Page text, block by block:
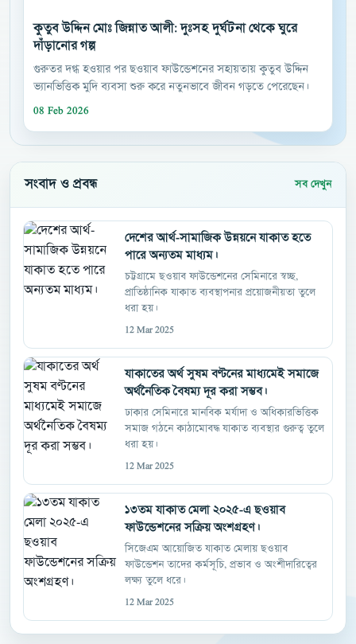
কুতুব উদ্দিন মোঃ জিন্নাত আলী: দুঃসহ দুর্ঘটনা থেকে ঘুরে
দাঁড়ানোর গল্প
গুরুতর দগ্ধ হওয়ার পর ছওয়াব ফাউন্ডেশনের সহায়তায় কুতুব উদ্দিন
ভ্যানভিত্তিক মুদি ব্যবসা শুরু করে নতুনভাবে জীবন গড়তে পেরেছেন।
08 Feb 2026
সংবাদ ও প্রবন্ধ সব দেখুন
দেশের আর্থ-সামাজিক উন্নয়নে যাকাত হতে
পারে অন্যতম মাধ্যম।
চট্টগ্রামে ছওয়াব ফাউন্ডেশনের সেমিনারে স্বচ্ছ,
প্রাতিষ্ঠানিক যাকাত ব্যবস্থাপনার প্রয়োজনীয়তা তুলে
ধরা হয়।
12 Mar 2025
যাকাতের অর্থ সুষম বণ্টনের মাধ্যমেই সমাজে
অর্থনৈতিক বৈষম্য দূর করা সম্ভব।
ঢাকার সেমিনারে মানবিক মর্যাদা ও অধিকারভিত্তিক
সমাজ গঠনে কাঠামোবদ্ধ যাকাত ব্যবস্থার গুরুত্ব তুলে
ধরা হয়।
12 Mar 2025
১৩তম যাকাত মেলা ২০২৫-এ ছওয়াব
ফাউন্ডেশনের সক্রিয় অংশগ্রহণ।
সিজেএম আয়োজিত যাকাত মেলায় ছওয়াব
ফাউন্ডেশন তাদের কর্মসূচি, প্রভাব ও অংশীদারিত্বের
লক্ষ্য তুলে ধরে।
12 Mar 2025